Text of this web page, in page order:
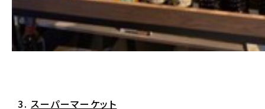
スーパーマーケット